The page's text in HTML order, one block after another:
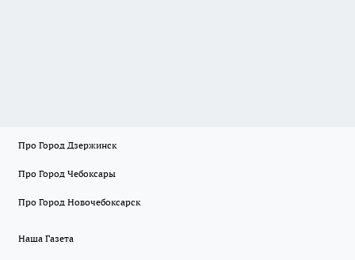
Про Город Дзержинск
Про Город Чебоксары
Про Город Новочебоксарск
Наша Газета